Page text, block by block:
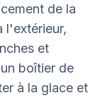
de la
l'extérieur,
et
boîtier de
à la glace et